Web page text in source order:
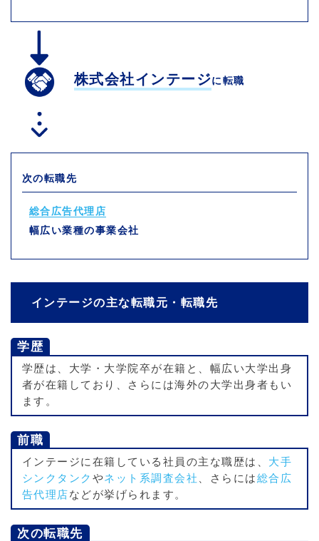
株式会社インテージに転職
次の転職先
総合広告代理店
幅広い業種の事業会社
インテージの主な転職元・転職先
学歴
学歴は、大学・大学院卒が在籍と、幅広い大学出身
者が在籍しており、さらには海外の大学出身者もい
ます。
前職
インテージに在籍している社員の主な職歴は、 大手
シンクタンク やネット系調査会社 、さらには総合広
告代理店などが挙げられます。
次の転職先